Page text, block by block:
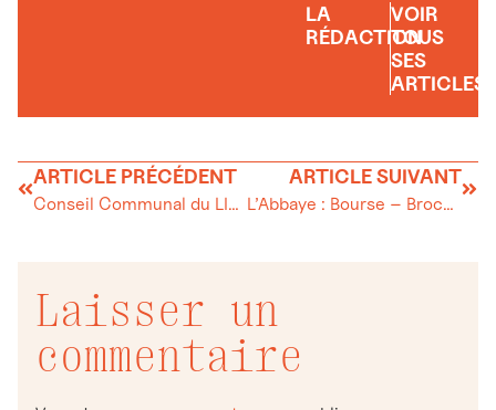
LA
RÉDACTION
VOIR
TOUS
SES
ARTICLES
ARTICLE PRÉCÉDENT
Conseil Communal du LIEU – Séance du Conseil
ARTICLE SUIVANT
L’Abbaye : Bourse – Brocante
Laisser un
commentaire